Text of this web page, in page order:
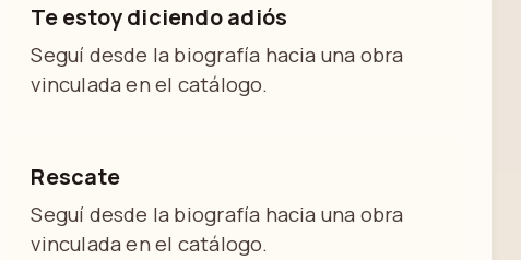
Te estoy diciendo adiós
Seguí desde la biografía hacia una obra
vinculada en el catálogo.
Rescate
Seguí desde la biografía hacia una obra
vinculada en el catálogo.